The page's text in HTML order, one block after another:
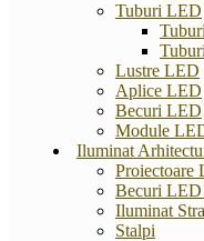
Tuburi LED
Lustre LED
Aplice LED
Becuri LED
Module
Iluminat
Proiectoare
Becuri LED
Iluminat
Stalpi